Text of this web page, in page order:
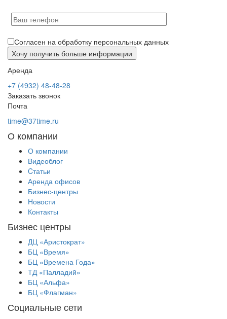
Согласен на обработку персональных данных
Аренда
+7 (4932) 48-48-28
Заказать звонок
Почта
time@37time.ru
О компании
О компании
Видеоблог
Cтатьи
Аренда офисов
Бизнес-центры
Новости
Контакты
Бизнес центры
ДЦ «Аристократ»
БЦ «Время»
БЦ «Времена Года»
ТД «Палладий»
БЦ «Альфа»
БЦ «Флагман»
Социальные сети